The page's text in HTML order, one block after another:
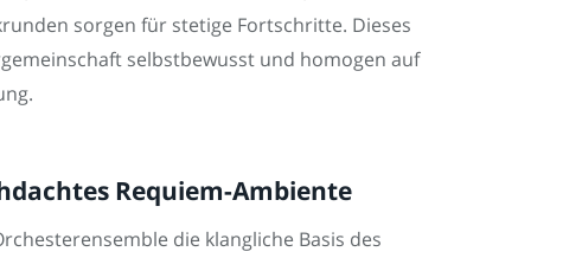
sorgen für stetige Fortschritte. Dieses
selbstbewusst und homogen auf
Requiem-Ambiente
die klangliche Basis des